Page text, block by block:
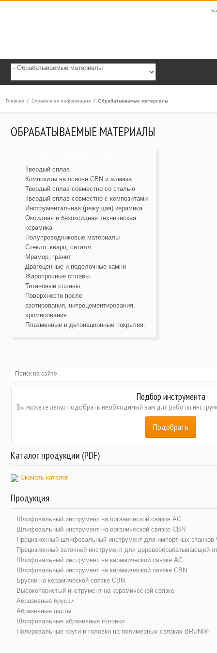
Главная / Справочная информация / Обрабатываемые материалы
ОБРАБАТЫВАЕМЫЕ МАТЕРИАЛЫ
Твердый сплав
Композиты на основе CBN и алмаза
Твердый сплав совместно со сталью
Твердый сплав совместно с композитами
Инструментальная (режущая) керамика
Оксидная и безоксидная техническая
керамика
Полупроводниковые материалы
Стекло, кварц, ситалл
Мрамор, гранит
Драгоценные и поделочные камни
Жаропрочные сплавы
Титановые сплавы
Поверхности после
азотирования, нитроцементирования,
хромирования
Плазменные и детонационные покрытия.
Подбор инструмента
Вы можете легко подобрать необходимый вам для работы
Подобрать
Каталог продукции (PDF)
Скачать каталог
Продукция
Шлифовальный инструмент на органической связке АС
Шлифовальный инструмент на органической связке CBN
Прецизионный шлифовальный инструмент для импортных
Прецизионный заточной инструмент для деревообрабатывающей
Шлифовальный инструмент на керамической связке АС
Шлифовальный инструмент на керамической связке CBN
Бруски на керамической связке CBN
Высокопористый инструмент на керамической связке
Абразивные бруски
Абразивные пасты
Шлифовальные абразивные головки
Полировальные круги и головки на полимерных связках BRUNI®